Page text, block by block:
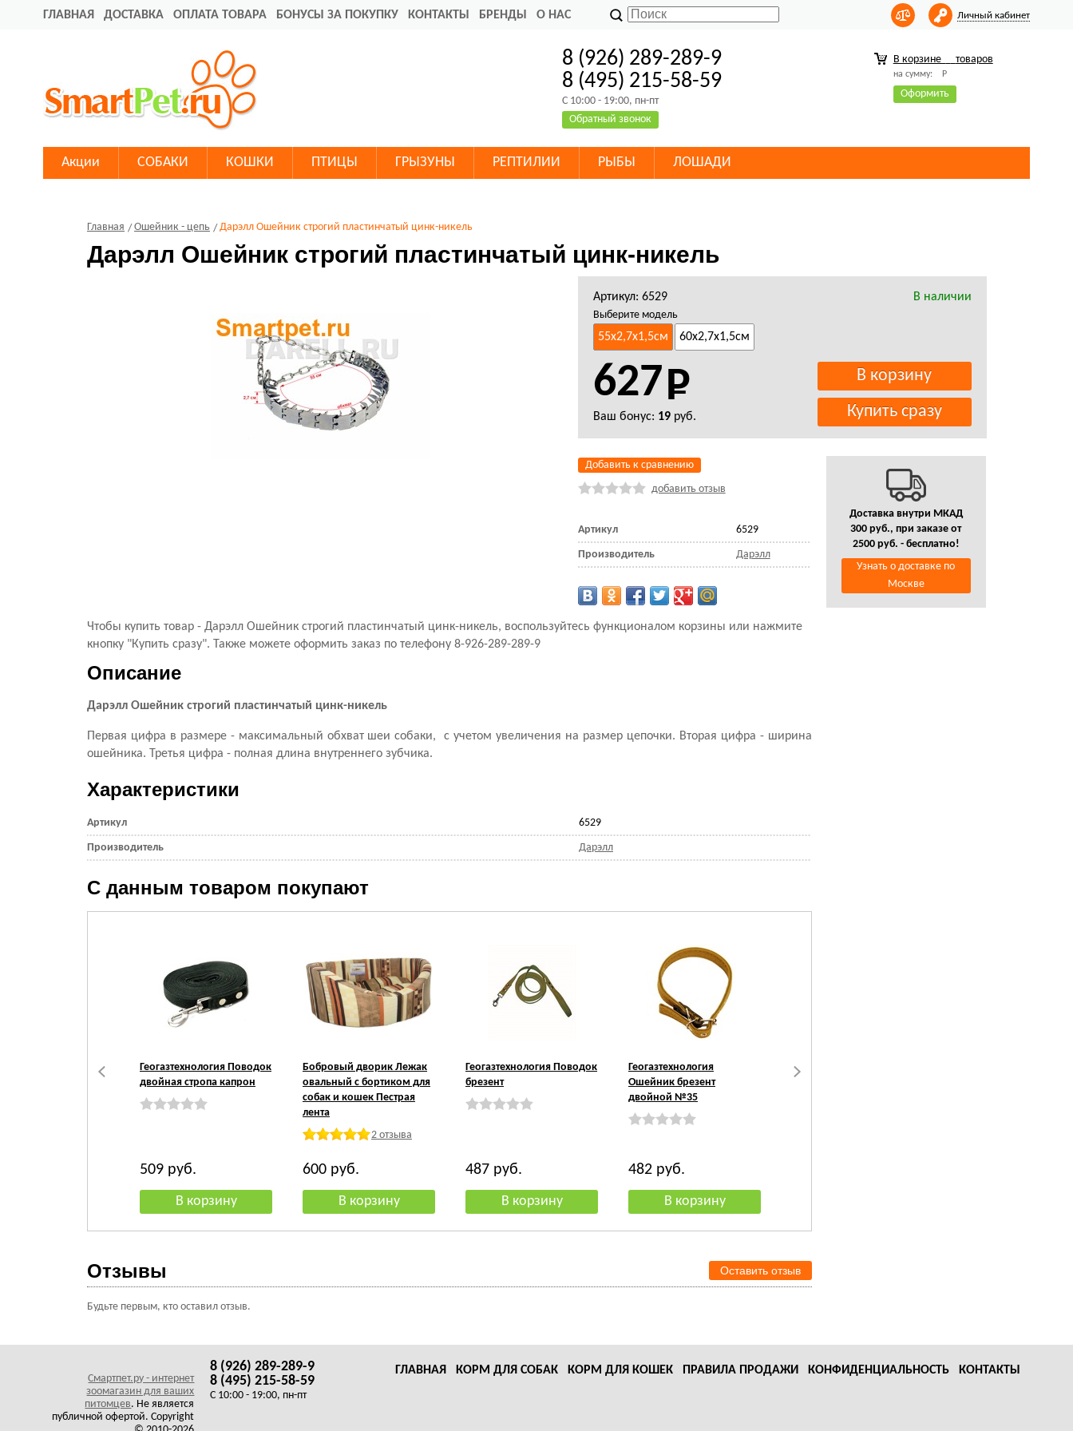
ГЛАВНАЯ ДОСТАВКА ОПЛАТА ТОВАРА БОНУСЫ ЗА ПОКУПКУ КОНТАКТЫ БРЕНДЫ О НАС Личный кабинет
8 (926) 289-289-9
8 (495) 215-58-59
C 10:00 - 19:00, пн-пт
Обратный звонок
В корзине товаров
на сумму: Р
Оформить
Акции СОБАКИ КОШКИ ПТИЦЫ ГРЫЗУНЫ РЕПТИЛИИ РЫБЫ ЛОШАДИ
Главная Ошейник - цепь Дарэлл Ошейник строгий пластинчатый цинк-никель
Дарэлл Ошейник строгий пластинчатый цинк-никель
Артикул: 6529 В наличии
Выберите модель
55х2,7х1,5см 60х2,7х1,5см
627
Ваш бонус: 19руб.
Добавить к сравнению
добавить отзыв
Артикул 6529
Производитель Дарэлл
Чтобы купить товар - Дарэлл Ошейник строгий пластинчатый цинк-никель, воспользуйтесь функционалом корзины или нажмите
кнопку "Купить сразу". Также можете оформить заказ по телефону 8-926-289-289-9
Описание
Дарэлл Ошейник строгий пластинчатый цинк-никель
Первая цифра в размере - максимальный обхват шеи собаки, с учетом увеличения на размер цепочки. Вторая цифра - ширина
ошейника. Третья цифра - полная длина внутреннего зубчика.
Характеристики
Артикул 6529
Производитель Дарэлл
С данным товаром покупают
Геогазтехнология Поводок
двойная стропа капрон
509 руб.
Бобровый дворик Лежак
овальный с бортиком для
собак и кошек Пестрая
лента
2 отзыва
600 руб.
Геогазтехнология Поводок
брезент
487 руб.
Геогазтехнология
Ошейник брезент
двойной №35
482 руб.
#1 All systems P.F.
Отзывы Оставить отзыв
Будьте первым, кто оставил отзыв.
Доставка внутри МКАД
300 руб., при заказе от
2500 руб. - бесплатно!
Узнать о доставке по
Москве
Смартпет.ру - интернет
зоомагазин для ваших
питомцев. Не является
публичной офертой. Copyright
8 (926) 289-289-9
8 (495) 215-58-59
C 10:00 - 19:00, пн-пт
ГЛАВНАЯ КОРМ ДЛЯ СОБАК КОРМ ДЛЯ КОШЕК ПРАВИЛА ПРОДАЖИ КОНФИДЕНЦИАЛЬНОСТЬ КОНТАКТЫ